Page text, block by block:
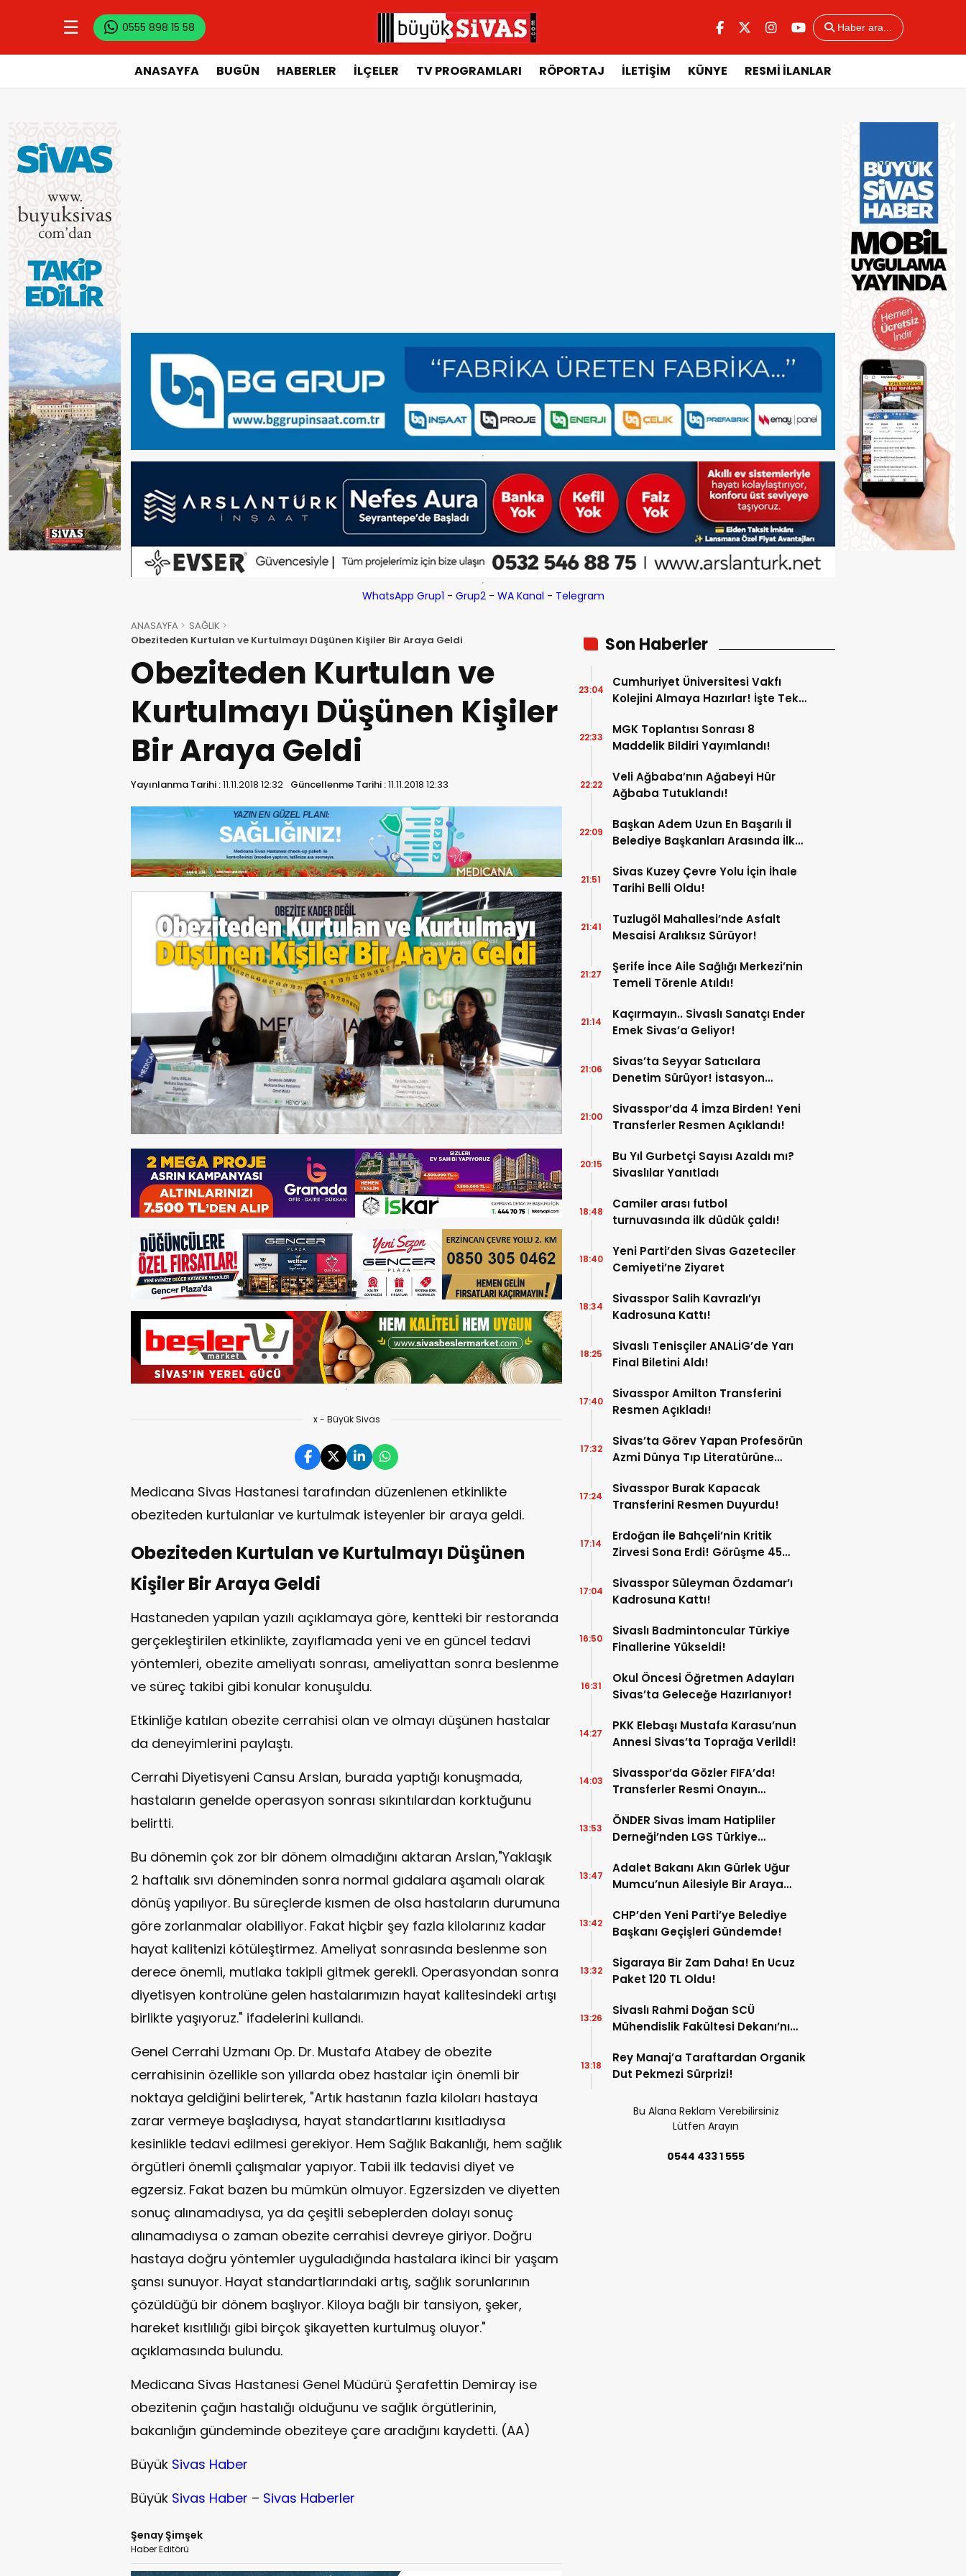
☰ 0555 898 15 58 Haber ara...
ANASAYFA BUGÜN HABERLER İLÇELER TV PROGRAMLARI RÖPORTAJ İLETİŞİM KÜNYE RESMİ İLANLAR
WhatsApp Grup1 - Grup2- WA Kanal - Telegram
ANASAYFA
SAĞLIK
Obeziteden Kurtulan ve Kurtulmayı Düşünen Kişiler Bir Araya Geldi
Obeziteden Kurtulan ve
Kurtulmayı Düşünen Kişiler
Bir Araya Geldi
Yayınlanma Tarihi :11.11.2018 12:32 Güncellenme Tarihi :11.11.2018 12:33
x - Büyük Sivas
Medicana Sivas Hastanesi tarafından düzenlenen etkinlikte
obeziteden kurtulanlar ve kurtulmak isteyenler bir araya geldi.
Obeziteden Kurtulan ve Kurtulmayı Düşünen
Kişiler Bir Araya Geldi
Hastaneden yapılan yazılı açıklamaya göre, kentteki bir restoranda
gerçekleştirilen etkinlikte, zayıflamada yeni ve en güncel tedavi
yöntemleri, obezite ameliyatı sonrası, ameliyattan sonra beslenme
ve süreç takibi gibi konular konuşuldu.
Etkinliğe katılan obezite cerrahisi olan ve olmayı düşünen hastalar
da deneyimlerini paylaştı.
Cerrahi Diyetisyeni Cansu Arslan, burada yaptığı konuşmada,
hastaların genelde operasyon sonrası sıkıntılardan korktuğunu
belirtti.
Bu dönemin çok zor bir dönem olmadığını aktaran Arslan,"Yaklaşık
2 haftalık sıvı döneminden sonra normal gıdalara aşamalı olarak
dönüş yapılıyor. Bu süreçlerde kısmen de olsa hastaların durumuna
göre zorlanmalar olabiliyor. Fakat hiçbir şey fazla kilolarınız kadar
hayat kalitenizi kötüleştirmez. Ameliyat sonrasında beslenme son
derece önemli, mutlaka takipli gitmek gerekli. Operasyondan sonra
diyetisyen kontrolüne gelen hastalarımızın hayat kalitesindeki artışı
birlikte yaşıyoruz." ifadelerini kullandı.
Genel Cerrahi Uzmanı Op. Dr. Mustafa Atabey de obezite
cerrahisinin özellikle son yıllarda obez hastalar için önemli bir
noktaya geldiğini belirterek, "Artık hastanın fazla kiloları hastaya
zarar vermeye başladıysa, hayat standartlarını kısıtladıysa
kesinlikle tedavi edilmesi gerekiyor. Hem Sağlık Bakanlığı, hem sağlık
örgütleri önemli çalışmalar yapıyor. Tabii ilk tedavisi diyet ve
egzersiz. Fakat bazen bu mümkün olmuyor. Egzersizden ve diyetten
sonuç alınamadıysa, ya da çeşitli sebeplerden dolayı sonuç
alınamadıysa o zaman obezite cerrahisi devreye giriyor. Doğru
hastaya doğru yöntemler uyguladığında hastalara ikinci bir yaşam
şansı sunuyor. Hayat standartlarındaki artış, sağlık sorunlarının
çözüldüğü bir dönem başlıyor. Kiloya bağlı bir tansiyon, şeker,
hareket kısıtlılığı gibi birçok şikayetten kurtulmuş oluyor."
açıklamasında bulundu.
Medicana Sivas Hastanesi Genel Müdürü Şerafettin Demiray ise
obezitenin çağın hastalığı olduğunu ve sağlık örgütlerinin,
bakanlığın gündeminde obeziteye çare aradığını kaydetti. (AA)
Büyük Sivas Haber
Büyük Sivas Haber – Sivas Haberler
Şenay Şimşek
Haber Editörü
Son Haberler
Cumhuriyet Üniversitesi Vakfı
Kolejini Almaya Hazırlar! İşte Tek
23:04
MGK Toplantısı Sonrası 8
Maddelik Bildiri Yayımlandı!
22:33
Veli Ağbaba’nın Ağabeyi Hür
Ağbaba Tutuklandı!
22:22
Başkan Adem Uzun En Başarılı İl
Belediye Başkanları Arasında İlk
22:09
Sivas Kuzey Çevre Yolu İçin İhale
Tarihi Belli Oldu!
21:51
Tuzlugöl Mahallesi’nde Asfalt
Mesaisi Aralıksız Sürüyor!
21:41
Şerife İnce Aile Sağlığı Merkezi’nin
Temeli Törenle Atıldı!
21:27
Kaçırmayın.. Sivaslı Sanatçı Ender
Emek Sivas’a Geliyor!
21:14
Sivas’ta Seyyar Satıcılara
Denetim Sürüyor! İstasyon
21:06
Sivasspor’da 4 İmza Birden! Yeni
Transferler Resmen Açıklandı!
21:00
Bu Yıl Gurbetçi Sayısı Azaldı mı?
Sivaslılar Yanıtladı
20:15
Camiler arası futbol
turnuvasında ilk düdük çaldı!
18:48
Yeni Parti’den Sivas Gazeteciler
Cemiyeti’ne Ziyaret
18:40
Sivasspor Salih Kavrazlı’yı
Kadrosuna Kattı!
18:34
Sivaslı Tenisçiler ANALİG’de Yarı
Final Biletini Aldı!
18:25
Sivasspor Amilton Transferini
Resmen Açıkladı!
17:40
Sivas’ta Görev Yapan Profesörün
Azmi Dünya Tıp Literatürüne
17:32
Sivasspor Burak Kapacak
Transferini Resmen Duyurdu!
17:24
Erdoğan ile Bahçeli’nin Kritik
Zirvesi Sona Erdi! Görüşme 45
17:14
Sivasspor Süleyman Özdamar’ı
Kadrosuna Kattı!
17:04
Sivaslı Badmintoncular Türkiye
Finallerine Yükseldi!
16:50
Okul Öncesi Öğretmen Adayları
Sivas’ta Geleceğe Hazırlanıyor!
16:31
PKK Elebaşı Mustafa Karasu’nun
Annesi Sivas’ta Toprağa Verildi!
14:27
Sivasspor’da Gözler FIFA’da!
Transferler Resmi Onayın
14:03
ÖNDER Sivas İmam Hatipliler
Derneği’nden LGS Türkiye
13:53
Adalet Bakanı Akın Gürlek Uğur
Mumcu’nun Ailesiyle Bir Araya
13:47
CHP’den Yeni Parti’ye Belediye
Başkanı Geçişleri Gündemde!
13:42
Sigaraya Bir Zam Daha! En Ucuz
Paket 120 TL Oldu!
13:32
Sivaslı Rahmi Doğan SCÜ
Mühendislik Fakültesi Dekanı’nı
13:26
Rey Manaj’a Taraftardan Organik
Dut Pekmezi Sürprizi!
13:18
Bu Alana Reklam Verebilirsiniz
Lütfen Arayın
0544 433 1 555